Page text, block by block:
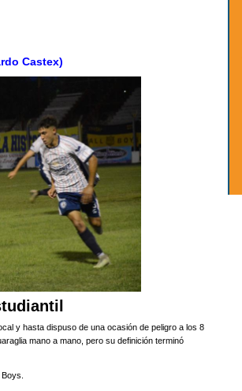
Castex)
y hasta dispuso de una ocasión de peligro a los 8
mano a mano, pero su definición terminó